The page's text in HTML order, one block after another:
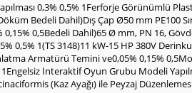
0,3% 0,5% 1Ferforje Görünümlü
Bedeli Dahil)Dış Çap Ø50 mm PE100
0,15% 0,5Bedeli Dahil)65 Ø mm, PN 16,
0,5% 1(TS 3148)11 kW-15 HP 380V
Armatürü Temini ve0,05% 0,15%
1Engelsiz İnteraktif Oyun Grubu Modeli
(Kaz Ayağı) ile Peyzaj